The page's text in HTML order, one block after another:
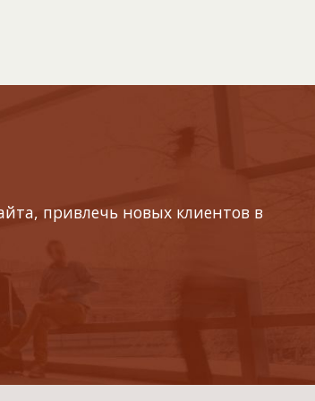
привлечь новых клиентов в